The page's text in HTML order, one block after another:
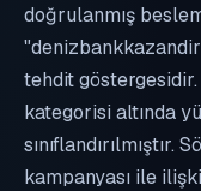
doğrulanmış
tehdit göstergesidir.
kategorisi altında
kampanyası ile